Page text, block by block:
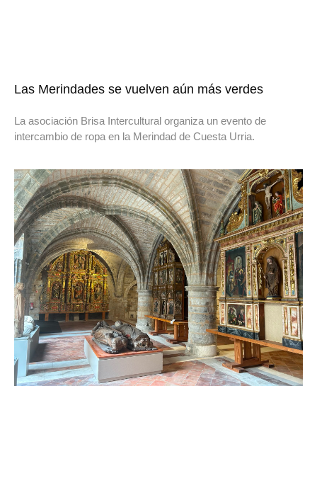
Las Merindades se vuelven aún más verdes
La asociación Brisa Intercultural organiza un evento de
intercambio de ropa en la Merindad de Cuesta Urria.